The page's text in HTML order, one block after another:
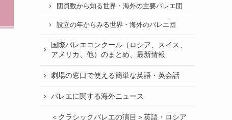
団員数から知る世界・海外の主要バレエ団
設立の年からみる世界・海外のバレエ団
国際バレエコンクール（ロシア、スイス、
アメリカ、他）のまとめ、最新情報
劇場の窓口で使える簡単な英語・英会話
バレエに関する海外ニュース
＜クラシックバレエの演目＞英語・ロシア